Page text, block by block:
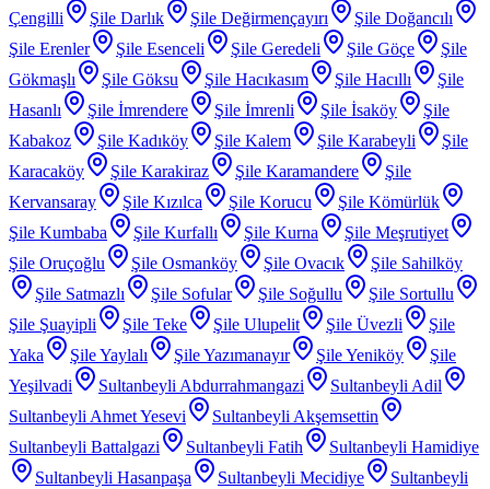
Çengilli
Şile Darlık Şile Değirmençayırı
Şile Doğancılı
Şile Erenler
Şile Esenceli Şile Geredeli Şile Göçe
Şile
Gökmaşlı
Şile Göksu Şile Hacıkasım Şile Hacıllı
Şile
Hasanlı
Şile İmrendere Şile İmrenli Şile İsaköy
Şile
Kabakoz
Şile Kadıköy Şile Kalem Şile Karabeyli
Şile
Karacaköy
Şile Karakiraz Şile Karamandere
Şile
Kervansaray
Şile Kızılca Şile Korucu
Şile Kömürlük
Şile Kumbaba
Şile Kurfallı Şile Kurna
Şile Meşrutiyet
Şile Oruçoğlu
Şile Osmanköy Şile Ovacık
Şile Sahilköy
Şile Satmazlı
Şile Sofular Şile Soğullu
Şile Sortullu
Şile Şuayipli
Şile Teke Şile Ulupelit Şile Üvezli
Şile
Yaka
Şile Yaylalı Şile Yazımanayır Şile Yeniköy
Şile
Yeşilvadi
Sultanbeyli Abdurrahmangazi
Sultanbeyli Adil
Sultanbeyli Ahmet Yesevi
Sultanbeyli Akşemsettin
Sultanbeyli Battalgazi
Sultanbeyli Fatih
Sultanbeyli Hamidiye
Sultanbeyli Hasanpaşa
Sultanbeyli Mecidiye
Sultanbeyli